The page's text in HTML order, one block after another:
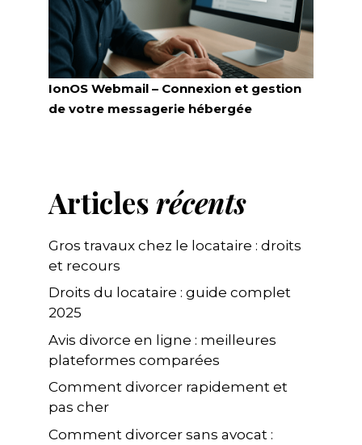
IonOS Webmail – Connexion et gestion
de votre messagerie hébergée
Articles récents
Gros travaux chez le locataire : droits
et recours
Droits du locataire : guide complet
2025
Avis divorce en ligne : meilleures
plateformes comparées
Comment divorcer rapidement et
pas cher
Comment divorcer sans avocat :